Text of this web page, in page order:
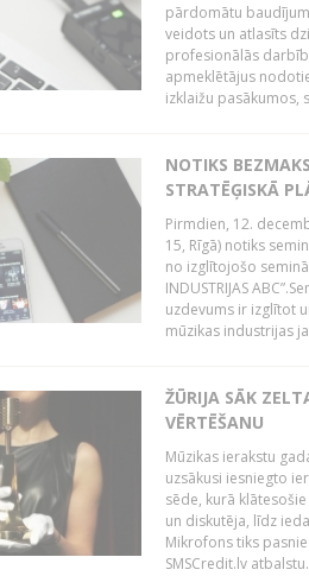
pārdomātu
veidots un atlasīts
profesionālās
apmeklētājus
izklaižu pasākumos,
NOTIKS
STRATĒĢISKĀ
Pirmdien, 12.
15, Rīgā) notiks
no izglītojošo
INDUSTRIJAS
uzdevums ir izglītot
mūzikas industrijas
ŽŪRIJA SĀK
VĒRTĒŠANU
Mūzikas ierakstu
uzsākusi iesniegto
sēde, kurā
un diskutēja, līdz
Mikrofons tiks
SMSCredit.lv